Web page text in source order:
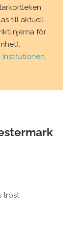
till aktuell
för
tröst